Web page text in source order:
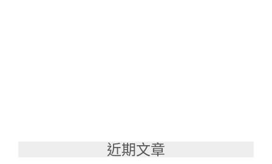
近期文章